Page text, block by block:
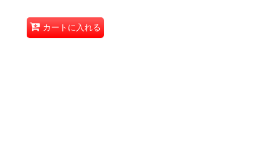
カートに入れる